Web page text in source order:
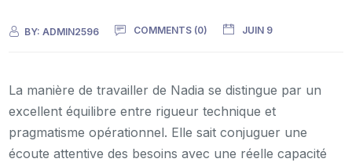
BY:ADMIN2596 COMMENTS (0) JUIN 9
La manière de travailler de Nadia se distingue par un
excellent équilibre entre rigueur technique et
pragmatisme opérationnel. Elle sait conjuguer une
écoute attentive des besoins avec une réelle capacité